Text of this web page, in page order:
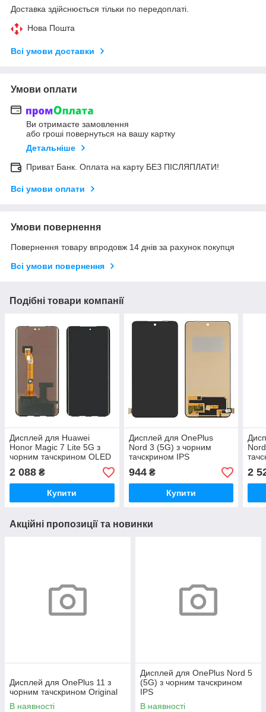
Доставка здійснюється тільки по передоплаті.
Нова Пошта
Всі умови доставки
Умови оплати
Ви отримаєте замовлення
або гроші повернуться на вашу картку
Детальніше
Приват Банк. Оплата на карту БЕЗ ПІСЛЯПЛАТИ!
Всі умови оплати
Умови повернення
Повернення товару впродовж 14 днів за рахунок покупця
Всі умови повернення
Подібні товари компанії
Дисплей для Huawei
Honor Magic 7 Lite 5G з
чорним тачскрином OLED
2 088 ₴
Купити
Дисплей для OnePlus
Nord 3 (5G) з чорним
тачскрином IPS
944₴
Купити
2
Акційні пропозиції та новинки
Дисплей для OnePlus 11 з
чорним тачскрином Original
В наявності
Дисплей для OnePlus Nord 5
(5G) з чорним тачскрином
IPS
В наявності